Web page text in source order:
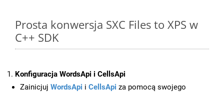
Prosta konwersja SXC Files to XPS w
C++ SDK
Konfiguracja WordsApi i CellsApi
Zainicjuj WordsApi i CellsApi za pomocą swojego